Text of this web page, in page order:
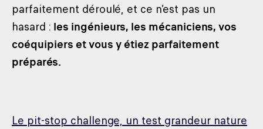
parfaitement déroulé, et ce n’est pas un
hasard : les ingénieurs, les mécaniciens, vos
coéquipiers et vous y étiez parfaitement
préparés.
Le pit-stop challenge, un test grandeur nature